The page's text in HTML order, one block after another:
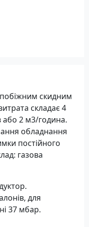
скидним
складає 4
або 2 м3/година.
обладнання
постійного
газова
для
37 мбар.